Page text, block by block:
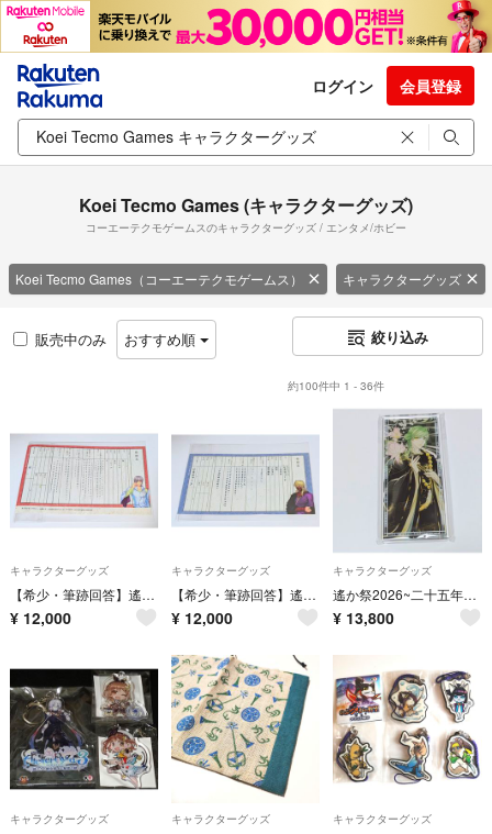
ログイン 会員登録
Koei Tecmo Games (キャラクターグッズ)
コーエーテクモゲームスのキャラクターグッズ / エンタメ/ホビー
Koei Tecmo Games（コーエーテクモゲームス） キャラクターグッズ
販売中のみ おすすめ順 絞り込み
約100件中 1 - 36件
キャラクターグッズ
【希少・筆跡回答】遙かなる時空の中で3 Ultimate 婚姻届 銀
¥ 12,000
キャラクターグッズ
【希少・筆跡回答】遙かなる時空の中で3 Ultimate 婚姻届 リズヴァーン
¥ 12,000
キャラクターグッズ
遙か祭2026~二十五年の宴〜くじA賞 ポートレートアクリルブロック 安倍泰明
¥ 13,800
キャラクターグッズ キャラクターグッズ キャラクターグッズ